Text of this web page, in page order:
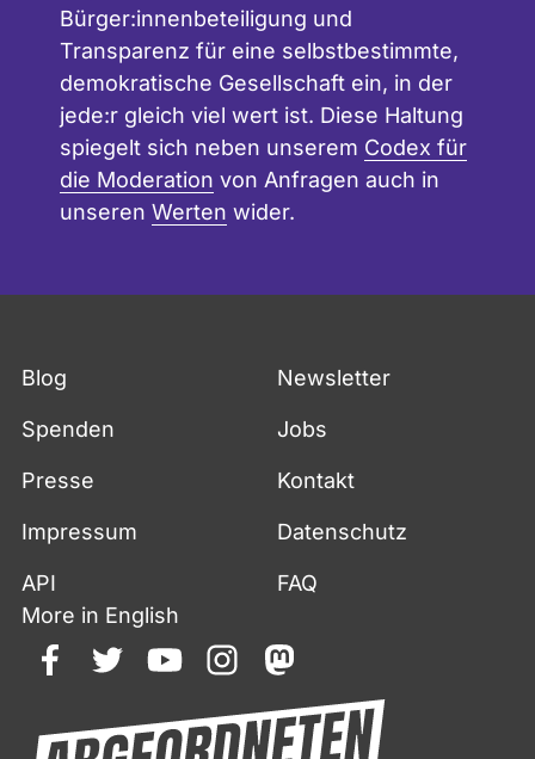
Bürger:innenbeteiligung und
Transparenz für eine selbstbestimmte,
demokratische Gesellschaft ein, in der
jede:r gleich viel wert ist. Diese Haltung
spiegelt sich neben unserem Codex für
die Moderation von Anfragen auch in
unseren Werten wider.
Blog Newsletter
Spenden Jobs
Presse Kontakt
Impressum Datenschutz
API
FAQ
More in English
facebooktwitteryoutubeinstagrammastodon